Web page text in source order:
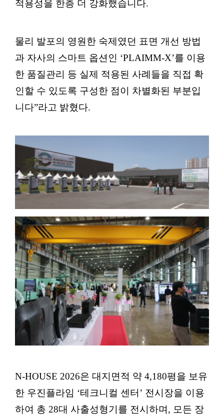
적용성을 한층 더 강화했습니다.
물리 발포의 영원한 숙제였던 표면 개선 방법
과 자사의 스마트 옵션인 ‘PLAIMM-X’를 이용
한 품질관리 등 실제 적용된 사례들을 직접 확
인할 수 있도록 구성한 점이 차별화된 부분입
니다”라고 밝혔다.
N-HOUSE 2026은 대지면적 약 4,180평을 보유
한 우진플라임 ‘테크니컬 센터’ 전시장을 이용
하여 총 28대 사출성형기를 전시하며, 모든 장